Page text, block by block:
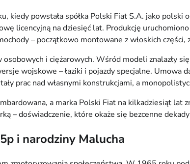
kiedy powstała spółka Polski Fiat S.A. jako
licencyjną na dziesięć lat. Produkcję
– początkowo montowane z włoskich części,
i ciężarowych. Wśród modeli znalazły
wojskowe – łaziki i pojazdy specjalne. Umowa
prac nad własnymi konstrukcjami, a
a marka Polski Fiat na kilkadziesiąt
– doświadczenie, które okaże się bezcenne
i narodziny Malucha